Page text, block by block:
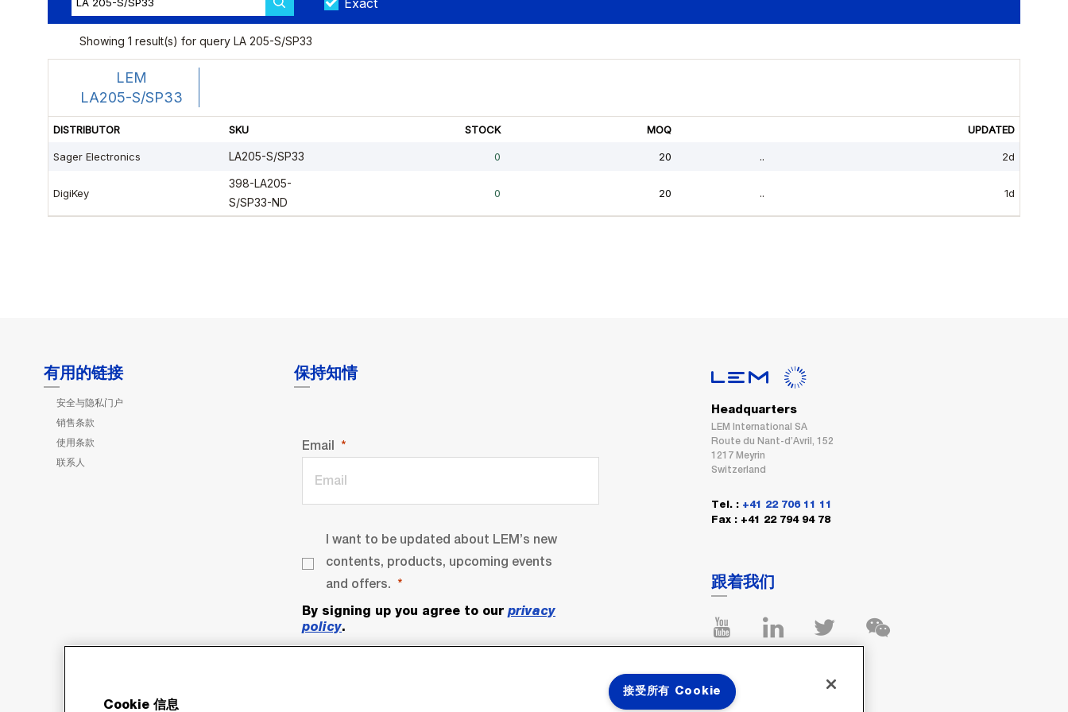
有用的链接
安全与隐私门户
销售条款
使用条款
联系人
保持知情
Email
I want to be updated about LEM’s new
contents, products, upcoming events
and offers.
By signing up you agree to our privacy
policy.
Headquarters
LEM International SA
Route du Nant-d’Avril, 152
1217 Meyrin
Switzerland
Tel. : +41 22 706 11 11
Fax : +41 22 794 94 78
跟着我们
Cookie 信息
接受所有 Cookie